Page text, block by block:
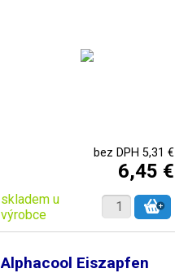
bez DPH 5,31 €
6,45 €
skladem u
výrobce
Alphacool Eiszapfen